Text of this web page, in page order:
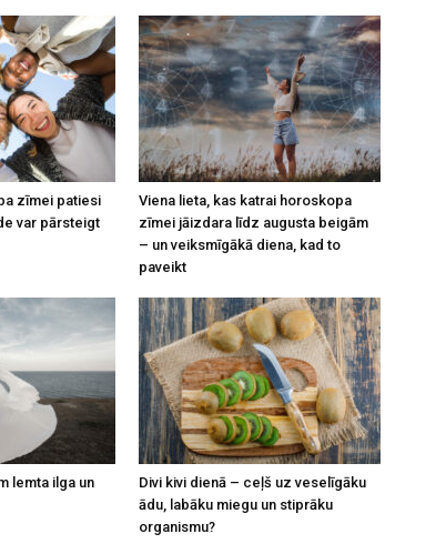
zīmei patiesi
var pārsteigt
Viena lieta, kas katrai horoskopa
zīmei jāizdara līdz augusta beigām
– un veiksmīgākā diena, kad to
paveikt
lemta ilga un
Divi kivi dienā – ceļš uz veselīgāku
ādu, labāku miegu un stiprāku
organismu?